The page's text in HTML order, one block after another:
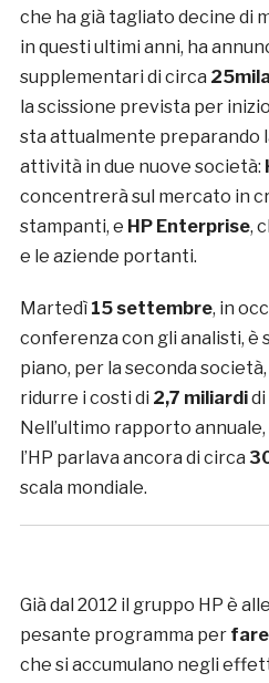
che ha già tagliato decine di
in questi ultimi anni, ha
supplementari di circa
la scissione prevista per
sta attualmente preparando
attività in due nuove società:
concentrerà sul mercato in
stampanti, e HP Enterprise,
e le aziende portanti.
Martedì 15 settembre, in
conferenza con gli analisti,
piano, per la seconda
ridurre i costi di 2,7 miliardidi
Nell’ultimo rapporto
l’HP parlava ancora di circa
scala mondiale.
Già dal 2012 il gruppo HP è
pesante programma per
che si accumulano negli